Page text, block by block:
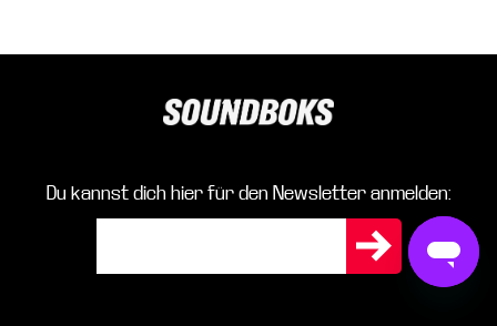
Du kannst dich hier für den Newsletter anmelden: